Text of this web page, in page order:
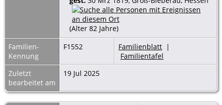
(Alter 82 Jahre)
Familien-
Kennung
F1552 Familienblatt |
Familientafel
Zuletzt
bearbeitet am
19 Jul 2025